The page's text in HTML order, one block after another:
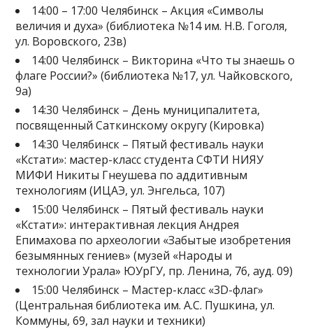
14:00 – 17:00 Челябинск – Акция «Символы
величия и духа» (библиотека №14 им. Н.В. Гоголя,
ул. Воровского, 23в)
14:00 Челябинск – Викторина «Что ты знаешь о
флаге России?» (библиотека №17, ул. Чайковского,
9а)
14:30 Челябинск – День муниципалитета,
посвященный Саткинскому округу (Кировка)
14:30 Челябинск – Пятый фестиваль науки
«Кстати»: мастер-класс студента СФТИ НИЯУ
МИФИ Никиты Гнеушева по аддитивным
технологиям (ИЦАЭ, ул. Энгельса, 107)
15:00 Челябинск – Пятый фестиваль науки
«Кстати»: интерактивная лекция Андрея
Епимахова по археологии «Забытые изобретения
безымянных гениев» (музей «Народы и
технологии Урала» ЮУрГУ, пр. Ленина, 76, ауд. 09)
15:00 Челябинск – Мастер-класс «3D-флаг»
(Центральная библиотека им. А.С. Пушкина, ул.
Коммуны, 69, зал науки и техники)